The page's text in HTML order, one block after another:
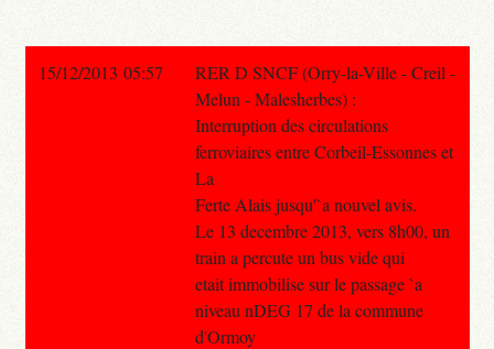
15/12/2013 05:57
RER D SNCF (Orry-la-Ville - Creil -
Melun - Malesherbes) :
Interruption des circulations
ferroviaires entre Corbeil-Essonnes et
La
Ferte Alais jusqu'`a nouvel avis.
Le 13 decembre 2013, vers 8h00, un
train a percute un bus vide qui
etait immobilise sur le passage `a
niveau nDEG 17 de la commune
d'Ormoy